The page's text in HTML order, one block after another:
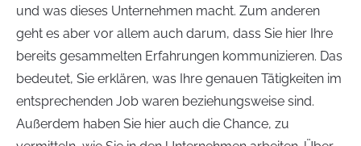
und was dieses Unternehmen macht. Zum anderen
geht es aber vor allem auch darum, dass Sie hier Ihre
bereits gesammelten Erfahrungen kommunizieren. Das
bedeutet, Sie erklären, was Ihre genauen Tätigkeiten im
entsprechenden Job waren beziehungsweise sind.
Außerdem haben Sie hier auch die Chance, zu